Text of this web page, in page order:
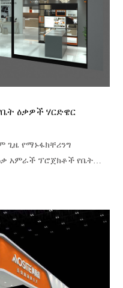
ዕቃዎች ሃርድዌር
ጊዜ የማኑፋክቸሪንግ
አምራች ፕሮጀክቶች የቤት
ይወቁ።